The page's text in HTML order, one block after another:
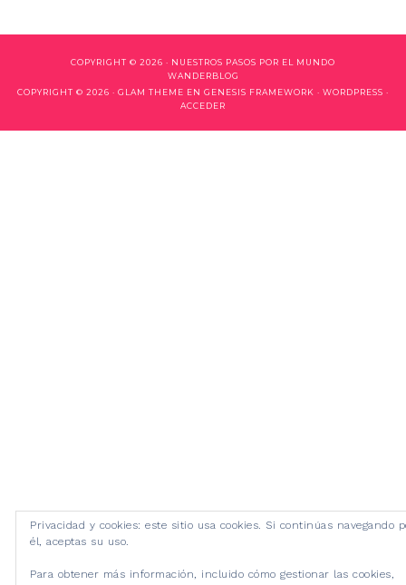
COPYRIGHT © 2026 · NUESTROS PASOS POR EL MUNDO
WANDERBLOG
COPYRIGHT © 2026 · GLAM THEME EN GENESIS FRAMEWORK · WORDPRESS ·
ACCEDER
Privacidad y cookies: este sitio usa cookies. Si continúas navegando
él, aceptas su uso.
Para obtener más información, incluido cómo gestionar las cookies,